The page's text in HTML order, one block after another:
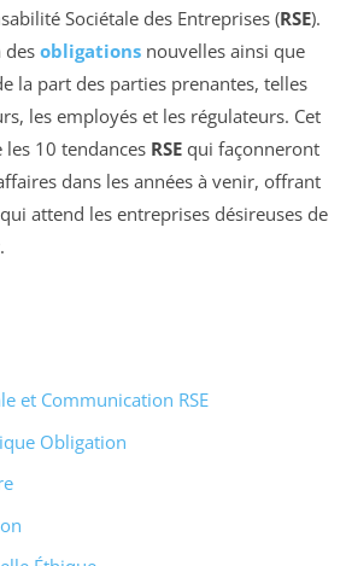
Sociétale des Entreprises (RSE).
des obligations nouvelles ainsi que
la part des parties prenantes, telles
les employés et les régulateurs. Cet
10 tendances RSE qui façonneront
dans les années à venir, offrant
attend les entreprises désireuses de
et Communication RSE
Obligation